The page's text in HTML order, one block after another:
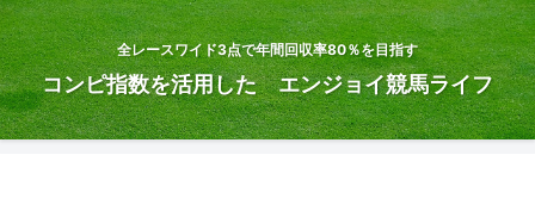
全レースワイド3点で年間回収率80％を目指す
コンピ指数を活用した エンジョイ競馬ライフ